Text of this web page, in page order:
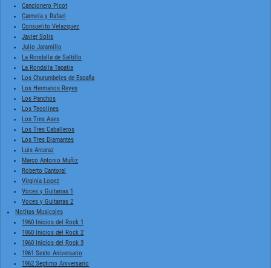
Cancionero Picot
Carmela y Rafael
Consuelito Velazquez
Javier Solis
Julio Jaramillo
La Rondalla de Saltillo
La Rondalla Tapatia
Los Churumbeles de España
Los Hermanos Reyes
Los Panchos
Los Tecolines
Los Tres Ases
Los Tres Caballeros
Los Tres Diamantes
Luis Arcaraz
Marco Antonio Muñiz
Roberto Cantoral
Virginia Lopez
Voces y Guitarras 1
Voces y Guitarras 2
Notitas Musicales
1960 Inicios del Rock 1
1960 Inicios del Rock 2
1960 Inicios del Rock 3
1961 Sexto Aniversario
1962 Septimo Aniversario